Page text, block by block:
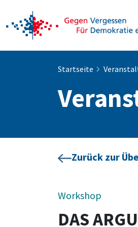
Startseite
Zurück zur
Workshop
DAS